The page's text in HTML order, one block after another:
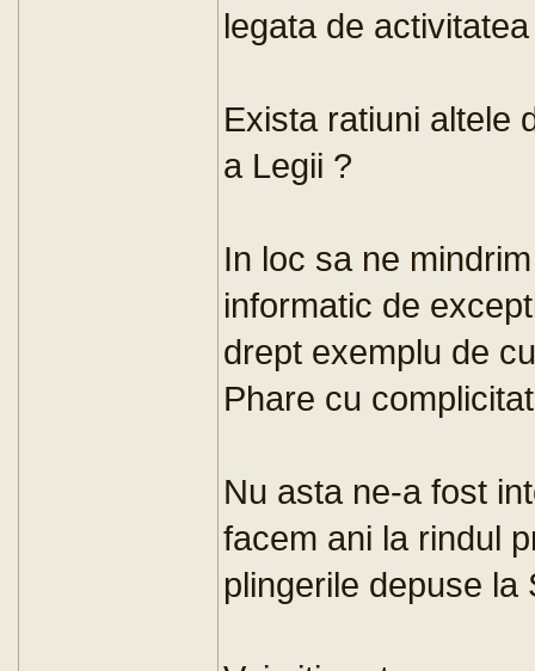
legata de
Exista ratiuni altele
a Legii ?
In loc sa ne
informatic de
drept exemplu de
Phare cu
Nu asta ne-a fost
facem ani la rindul
plingerile depuse la